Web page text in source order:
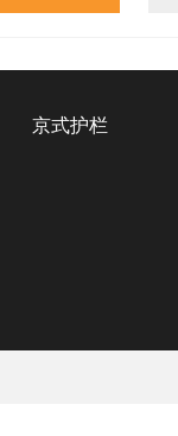
京式护栏